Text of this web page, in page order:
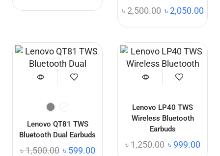
৳2,500.00 ৳2,050.00
Lenovo QT81 TWS
Bluetooth Dual Earbuds
৳1,500.00 ৳ 599.00
Lenovo LP40 TWS
Wireless Bluetooth
Earbuds
৳1,250.00 ৳ 999.00